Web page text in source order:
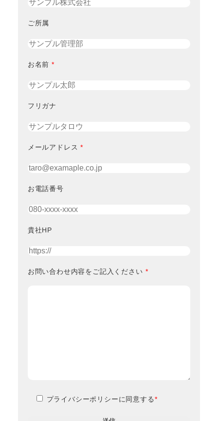
ご所属
お名前 *
フリガナ
メールアドレス *
お電話番号
貴社HP
お問い合わせ内容をご記入ください *
プライバシーポリシーに同意する*